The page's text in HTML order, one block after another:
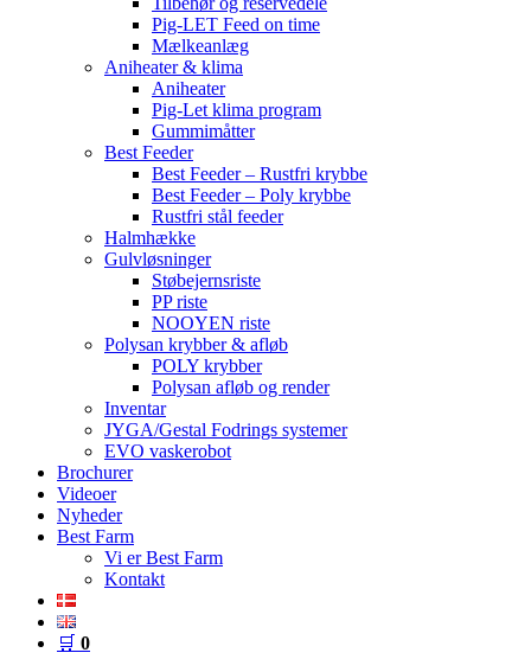
Pig-LET Feed on time
Mælkeanlæg
Aniheater & klima
Aniheater
Pig-Let klima program
Gummimåtter
Best Feeder
Best Feeder – Rustfri krybbe
Best Feeder – Poly krybbe
Rustfri stål feeder
Halmhække
Gulvløsninger
Støbejernsriste
PP riste
NOOYEN riste
Polysan krybber & afløb
POLY krybber
Polysan afløb og render
Inventar
JYGA/Gestal Fodrings systemer
EVO vaskerobot
Brochurer
Videoer
Nyheder
Best Farm
Vi er Best Farm
Kontakt
🛒 0